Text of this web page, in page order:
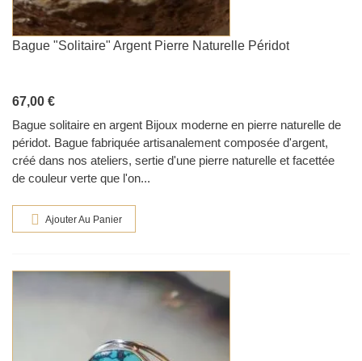
Bague "solitaire" Argent Pierre Naturelle Péridot
67,00 €
Bague solitaire en argent Bijoux moderne en pierre naturelle de
péridot. Bague fabriquée artisanalement composée d'argent,
créé dans nos ateliers, sertie d'une pierre naturelle et facettée
de couleur verte que l'on...
Ajouter Au Panier